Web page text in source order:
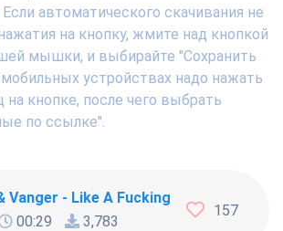
автоматического скачивания не
на кнопку, жмите над кнопкой
мышки, и выбирайте "Сохранить
мобильных устройствах надо нажать
на кнопке, после чего выбрать
по ссылке".
Vanger - Like A Fucking Newbie
00:29
3,783
157